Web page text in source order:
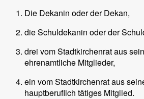
Die Dekanin oder der Dekan,
die Schuldekanin oder der
drei vom Stadtkirchenrat aus
ehrenamtliche Mitglieder,
ein vom Stadtkirchenrat aus
hauptberuflich tätiges Mitglied.